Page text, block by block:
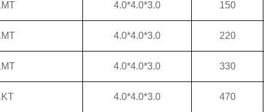
4.0*4.0*3.0 150
4.0*4.0*3.0 220
4.0*4.0*3.0 330
4.0*4.0*3.0 470